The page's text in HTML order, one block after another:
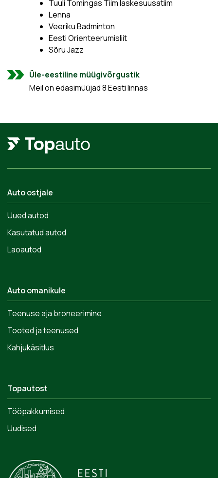
Tuuli Tomingas Tiim laskesuusatiim
Lenna
Veeriku Badminton
Eesti Orienteerumisliit
Sõru Jazz
Üle-eestiline müügivõrgustik
Meil on edasimüüjad 8 Eesti linnas
Auto ostjale
Uued autod
Kasutatud autod
Laoautod
Auto omanikule
Teenuse aja broneerimine
Tooted ja teenused
Kahjukäsitlus
Topautost
Tööpakkumised
Uudised